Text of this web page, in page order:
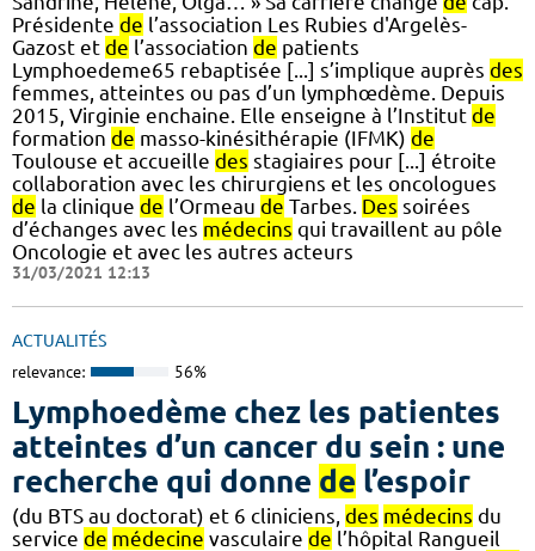
Présidente de l’association Les Rubies d'Argelès-
Gazost et de l’association de patients
Lymphoedeme65 rebaptisée [...] s’implique auprès des
femmes, atteintes ou pas d’un lymphœdème. Depuis
2015, Virginie enchaine. Elle enseigne à l’Institut de
formation de masso-kinésithérapie (IFMK) de
Toulouse et accueille des stagiaires pour [...] étroite
collaboration avec les chirurgiens et les oncologues
de la clinique de l’Ormeau de Tarbes. Des soirées
d’échanges avec les médecins qui travaillent au pôle
Oncologie et avec les autres acteurs
31/03/2021 12:13
ACTUALITÉS
relevance: 56%
Lymphoedème chez les patientes
atteintes d’un cancer du sein : une
recherche qui donne de l’espoir
(du BTS au doctorat) et 6 cliniciens, des médecins du
service de médecine vasculaire de l’hôpital Rangueil